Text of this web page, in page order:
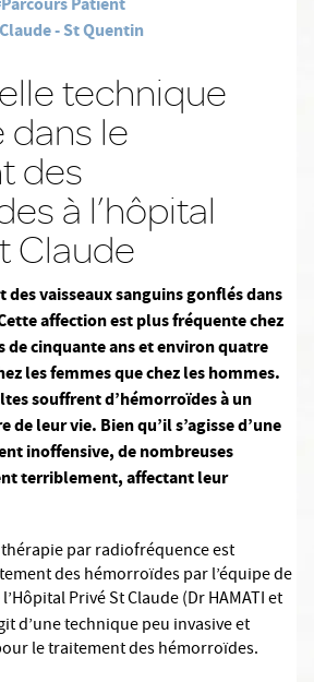
- St Quentin
technique
dans le
des
à l’hôpital
Claude
des vaisseaux sanguins gonflés dans
affection est plus fréquente chez
de cinquante ans et environ quatre
les femmes que chez les hommes.
souffrent d’hémorroïdes à un
de leur vie. Bien qu’il s’agisse d’une
inoffensive, de nombreuses
terriblement, affectant leur
par radiofréquence est
des hémorroïdes par l’équipe de
Privé St Claude (Dr HAMATI et
d’une technique peu invasive et
le traitement des hémorroïdes.